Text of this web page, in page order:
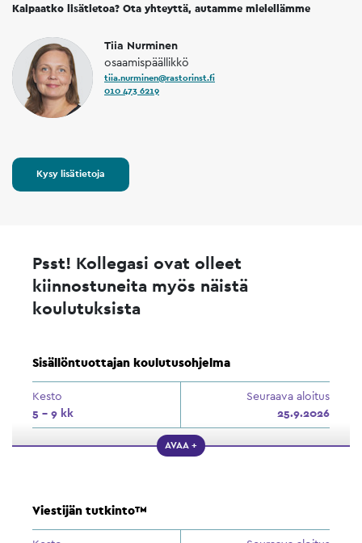
Kaipaatko lisätietoa? Ota yhteyttä, autamme mielellämme
Tiia Nurminen
osaamispäällikkö
tiia.nurminen@rastorinst.fi
010 473 6219
Kysy lisätietoja
Psst! Kollegasi ovat olleet
kiinnostuneita myös näistä
koulutuksista
Sisällöntuottajan koulutusohjelma
Kesto
5 - 9 kk
Seuraava aloitus
25.9.2026
AVAA +
Viestijän tutkinto™